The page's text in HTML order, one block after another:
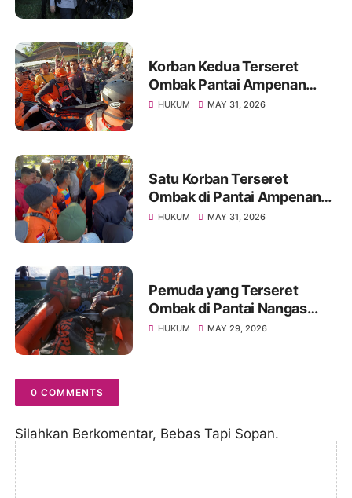
Korban Kedua Terseret
Ombak Pantai Ampenan
Ditemukan Meninggal,
HUKUM MAY 31, 2026
Satu Korban Terseret
Ombak di Pantai Ampenan
Ditemukan Meninggal,
HUKUM MAY 31, 2026
Pemuda yang Terseret
Ombak di Pantai Nangas
Lakey Ditemukan Meninggal
HUKUM MAY 29, 2026
0 COMMENTS
Silahkan Berkomentar, Bebas Tapi Sopan.